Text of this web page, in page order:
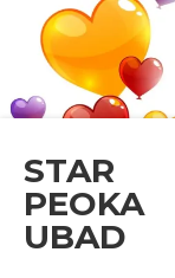
STAR
PEOKA
UBAD